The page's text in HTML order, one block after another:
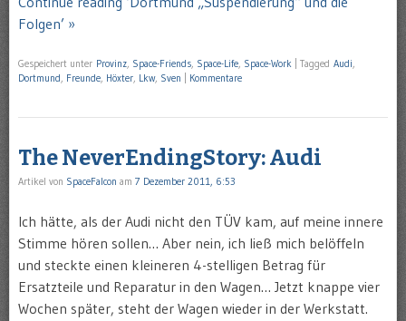
Folgen’ »
Gespeichert unter Provinz, Space-Friends, Space-Life, Space-Work Tagged Audi,
Dortmund, Freunde, Höxter, Lkw, Sven Kommentare
The NeverEndingStory: Audi
Artikel von SpaceFalcon am 7 Dezember 2011, 6:53
Ich hätte, als der Audi nicht den TÜV kam, auf meine innere
Stimme hören sollen… Aber nein, ich ließ mich belöffeln
und steckte einen kleineren 4-stelligen Betrag für
Ersatzteile und Reparatur in den Wagen… Jetzt knappe vier
Wochen später, steht der Wagen wieder in der Werkstatt.